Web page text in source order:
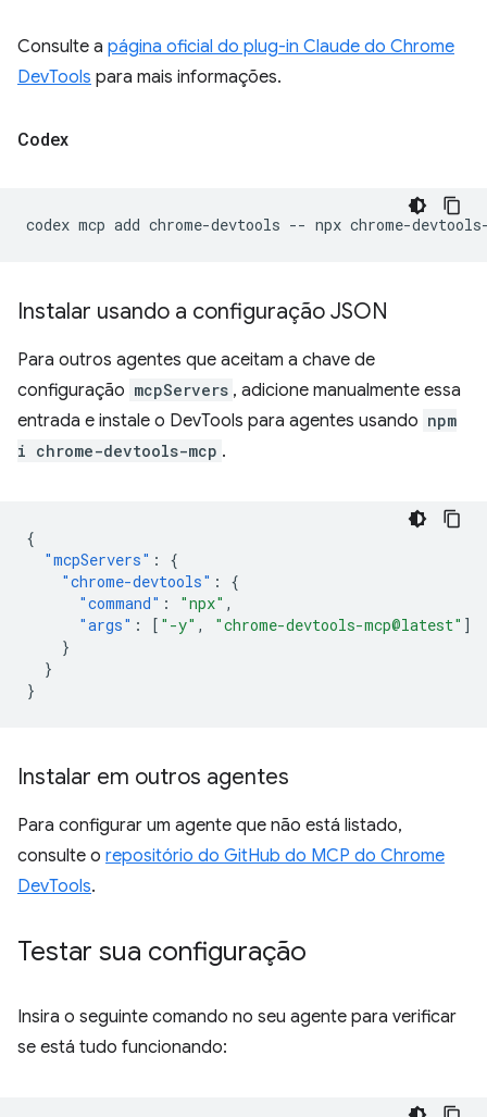
Consulte a página oficial do plug-in Claude do Chrome
DevTools para mais informações.
Codex
codex mcp add chrome-devtools -- npx
Instalar usando a configuração JSON
Para outros agentes que aceitam a chave de
configuração mcpServers , adicione manualmente essa
entrada e instale o DevTools para agentes usando npm
i chrome-devtools-mcp .
{
"mcpServers" :
{
"chrome-devtools" :
{
"command" : "npx" ,
"args" : [ "-y" , "chrome-devtools-mcp@latest" ]
}
}
}
Instalar em outros agentes
Para configurar um agente que não está listado,
consulte o repositório do GitHub do MCP do Chrome
DevTools.
Testar sua configuração
Insira o seguinte comando no seu agente para verificar
se está tudo funcionando: